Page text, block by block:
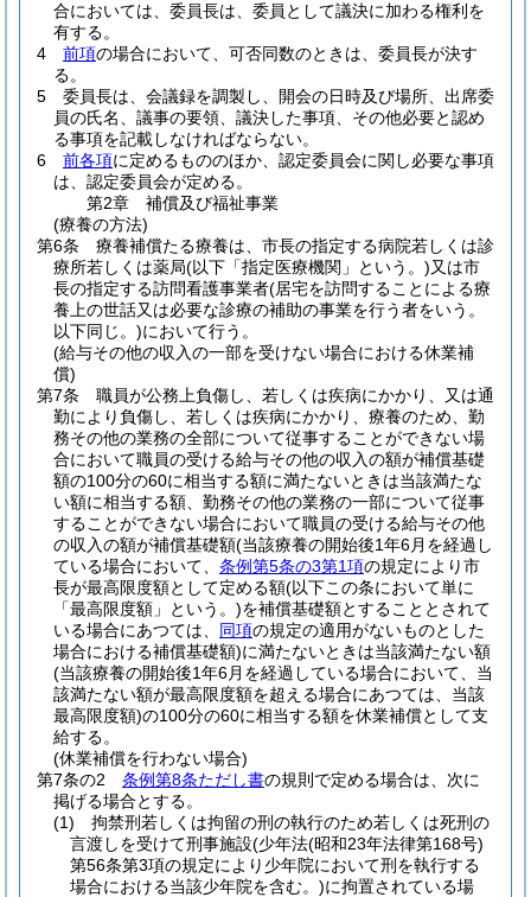
合においては、委員長は、委員として議決に加わる権利を
有する。
4
前項の場合において、可否同数のときは、委員長が決す
る。
5
委員長は、会議録を調製し、開会の日時及び場所、出席委
員の氏名、議事の要領、議決した事項、その他必要と認め
る事項を記載しなければならない。
6
前各項に定めるもののほか、認定委員会に関し必要な事項
は、認定委員会が定める。
第2章
補償及び福祉事業
(療養の方法)
第6条
療養補償たる療養は、市長の指定する病院若しくは診
療所若しくは薬局(以下「指定医療機関」という。)又は市
長の指定する訪問看護事業者(居宅を訪問することによる療
養上の世話又は必要な診療の補助の事業を行う者をいう。
以下同じ。)において行う。
(給与その他の収入の一部を受けない場合における休業補
償)
第7条
職員が公務上負傷し、若しくは疾病にかかり、又は通
勤により負傷し、若しくは疾病にかかり、療養のため、勤
務その他の業務の全部について従事することができない場
合において職員の受ける給与その他の収入の額が補償基礎
額の100分の60に相当する額に満たないときは当該満たな
い額に相当する額、勤務その他の業務の一部について従事
することができない場合において職員の受ける給与その他
の収入の額が補償基礎額(当該療養の開始後1年6月を経過し
ている場合において、 条例第5条の3第1項の規定により市
長が最高限度額として定める額(以下この条において単に
「最高限度額」という。)を補償基礎額とすることとされて
いる場合にあつては、 同項の規定の適用がないものとした
場合における補償基礎額)に満たないときは当該満たない額
(当該療養の開始後1年6月を経過している場合において、当
該満たない額が最高限度額を超える場合にあつては、当該
最高限度額)の100分の60に相当する額を休業補償として支
給する。
(休業補償を行わない場合)
第7条の2
条例第8条ただし書の規則で定める場合は、次に
掲げる場合とする。
(1)
拘禁刑若しくは拘留の刑の執行のため若しくは死刑の
言渡しを受けて刑事施設(少年法(昭和23年法律第168号)
第56条第3項の規定により少年院において刑を執行する
場合における当該少年院を含む。)に拘置されている場